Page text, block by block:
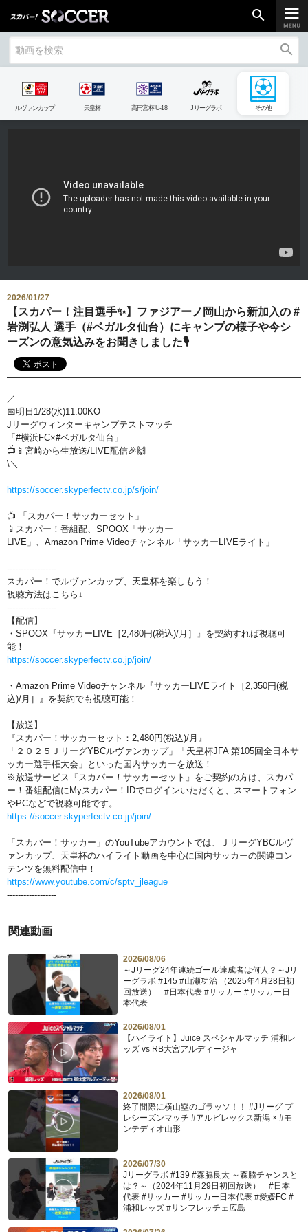
ご加入はこちら chevron_right
UEFAカンファレンスリーグ
生中継／
おすすめ番組
Jリーグラボ
その他サッカーコンテンツ
search
search
ルヴァンカップ 天皇杯 高円宮杯 U-18 Jリーグラボ その他
2026/01/27
【スカパー！注目選手✨】ファジアーノ岡山から新加入の #
岩渕弘人 選手（#ベガルタ仙台）にキャンプの様子や今シ
ーズンの意気込みをお聞きしました🎙
／
📅明日1/28(水)11:00KO
Jリーグウィンターキャンプテストマッチ
「#横浜FC×#ベガルタ仙台」
📺📱宮崎から生放送/LIVE配信🎉🙌
\＼
https://soccer.skyperfectv.co.jp/s/join/
📺 「スカパー！サッカーセット」
📱スカパー！番組配、SPOOX「サッカー
LIVE」、Amazon Prime Videoチャンネル「サッカーLIVEライト」
------------------
スカパー！でルヴァンカップ、天皇杯を楽しもう！
視聴方法はこちら↓
------------------
【配信】
・SPOOX『サッカーLIVE［2,480円(税込)/月］』を契約すれば視聴可
能！
https://soccer.skyperfectv.co.jp/join/
・Amazon Prime Videoチャンネル『サッカーLIVEライト［2,350円(税
込)/月］』を契約でも視聴可能！
【放送】
『スカパー！サッカーセット：2,480円(税込)/月』
「２０２５ＪリーグYBCルヴァンカップ」「天皇杯JFA 第105回全日本サ
ッカー選手権大会」といった国内サッカーを放送！
※放送サービス『スカパー！サッカーセット』をご契約の方は、スカパ
ー！番組配信にMyスカパー！IDでログインいただくと、スマートフォン
やPCなどで視聴可能です。
https://soccer.skyperfectv.co.jp/join/
「スカパー！サッカー」のYouTubeアカウントでは、ＪリーグYBCルヴ
ァンカップ、天皇杯のハイライト動画を中心に国内サッカーの関連コン
テンツを無料配信中！
https://www.youtube.com/c/sptv_jleague
------------------
関連動画
2026/08/06
～Jリーグ24年連続ゴール達成者は何人？～Jリ
ーグラボ #145 #山瀬功治 （2025年4月28日初
回放送） #日本代表 #サッカー #サッカー日
本代表
2026/08/01
【ハイライト】Juice スペシャルマッチ 浦和レ
ッズ vs RB大宮アルディージャ
2026/08/01
終了間際に横山塁のゴラッソ！！ #Jリーグ プ
レシーズンマッチ #アルビレックス新潟 × #モ
ンテディオ山形
2026/07/30
Jリーグラボ #139 #森脇良太 ～森脇チャンスと
は？～（2024年11月29日初回放送） #日本
代表 #サッカー #サッカー日本代表 #愛媛FC #
浦和レッズ #サンフレッチェ広島